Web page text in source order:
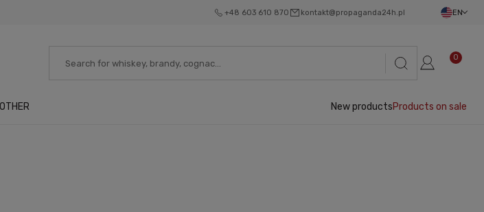
+48 603 610 870 kontakt@propaganda24h.pl EN
0
OTHER New productsProducts on sale